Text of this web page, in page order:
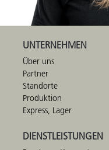
UNTERNEHMEN
Über uns
Partner
Standorte
Produktion
Express, Lager
DIENSTLEISTUNGEN